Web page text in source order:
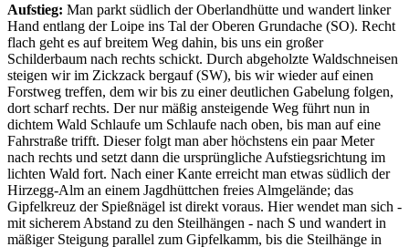
Aufstieg: Man parkt südlich der Oberlandhütte und wandert linker
Hand entlang der Loipe ins Tal der Oberen Grundache (SO). Recht
flach geht es auf breitem Weg dahin, bis uns ein großer
Schilderbaum nach rechts schickt. Durch abgeholzte Waldschneisen
steigen wir im Zickzack bergauf (SW), bis wir wieder auf einen
Forstweg treffen, dem wir bis zu einer deutlichen Gabelung folgen,
dort scharf rechts. Der nur mäßig ansteigende Weg führt nun in
dichtem Wald Schlaufe um Schlaufe nach oben, bis man auf eine
Fahrstraße trifft. Dieser folgt man aber höchstens ein paar Meter
nach rechts und setzt dann die ursprüngliche Aufstiegsrichtung im
lichten Wald fort. Nach einer Kante erreicht man etwas südlich der
Hirzegg-Alm an einem Jagdhüttchen freies Almgelände; das
Gipfelkreuz der Spießnägel ist direkt voraus. Hier wendet man sich -
mit sicherem Abstand zu den Steilhängen - nach S und wandert in
mäßiger Steigung parallel zum Gipfelkamm, bis die Steilhänge in